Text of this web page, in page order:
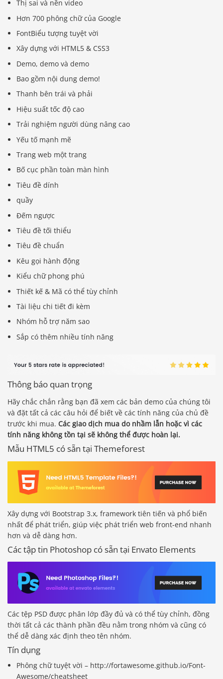
Thị sai và nền video
Hơn 700 phông chữ của Google
FontBiểu tượng tuyệt vời
Xây dựng với HTML5 & CSS3
Demo, demo và demo
Bao gồm nội dung demo!
Thanh bên trái và phải
Hiệu suất tốc độ cao
Trải nghiệm người dùng nâng cao
Yếu tố mạnh mẽ
Trang web một trang
Bố cục phần toàn màn hình
Tiêu đề dính
quầy
Đếm ngược
Tiêu đề tối thiểu
Tiêu đề chuẩn
Kêu gọi hành động
Kiểu chữ phong phú
Thiết kế & Mã có thể tùy chỉnh
Tài liệu chi tiết đi kèm
Nhóm hỗ trợ năm sao
Sắp có thêm nhiều tính năng
Thông báo quan trọng
Hãy chắc chắn rằng bạn đã xem các bản demo của chúng tôi
và đặt tất cả các câu hỏi để biết về các tính năng của chủ đề
trước khi mua. Các giao dịch mua do nhầm lẫn hoặc vì các
tính năng không tồn tại sẽ không thể được hoàn lại.
Mẫu HTML5 có sẵn tại Themeforest
Xây dựng với Bootstrap 3.x, framework tiên tiến và phổ biến
nhất để phát triển, giúp việc phát triển web front-end nhanh
hơn và dễ dàng hơn.
Các tập tin Photoshop có sẵn tại Envato Elements
Các tệp PSD được phân lớp đầy đủ và có thể tùy chỉnh, đồng
thời tất cả các thành phần đều nằm trong nhóm và cũng có
thể dễ dàng xác định theo tên nhóm.
Tín dụng
Phông chữ tuyệt vời – http://fortawesome.github.io/Font-
Awesome/cheatsheet